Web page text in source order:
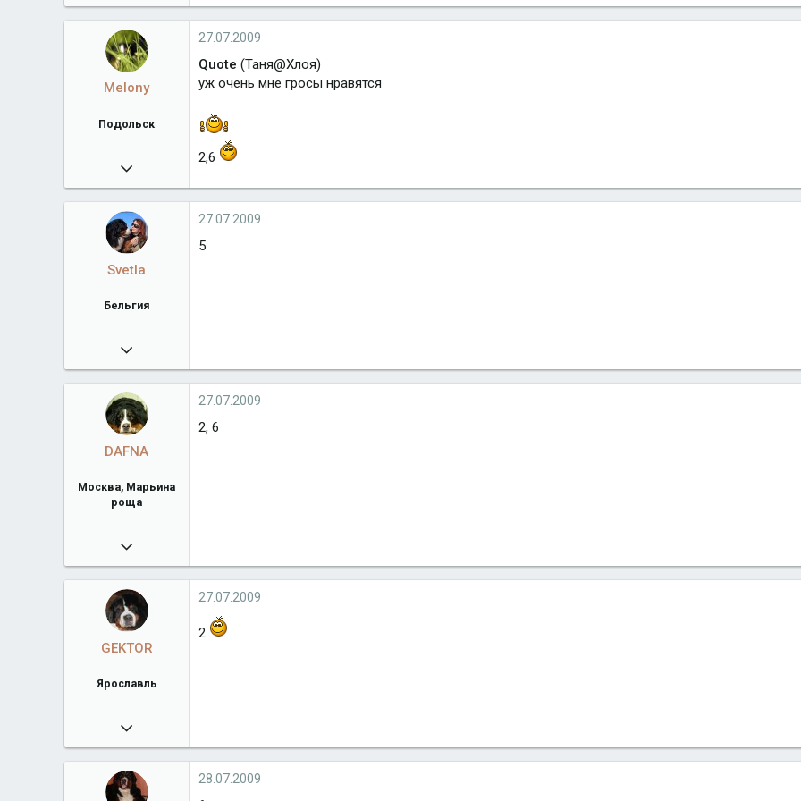
1 717
Москва
Melony
Подольск
13.02.2009
11 868
Город
Подольск
27.07.2009
Quote (Таня@Хлоя)
уж очень мне гросы нравятся
2,6
Svetla
Бельгия
07.07.2008
22 871
Город
Бельгия
27.07.2009
5
DAFNA
Москва, Марьина
роща
09.08.2008
7 194
27.07.2009
2, 6
GEKTOR
Ярославль
25.01.2009
6 333
27.07.2009
2
28.07.2009